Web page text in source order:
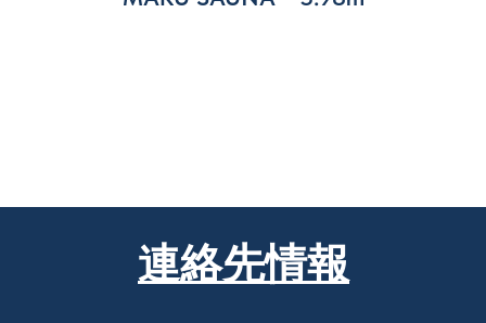
連絡先情報